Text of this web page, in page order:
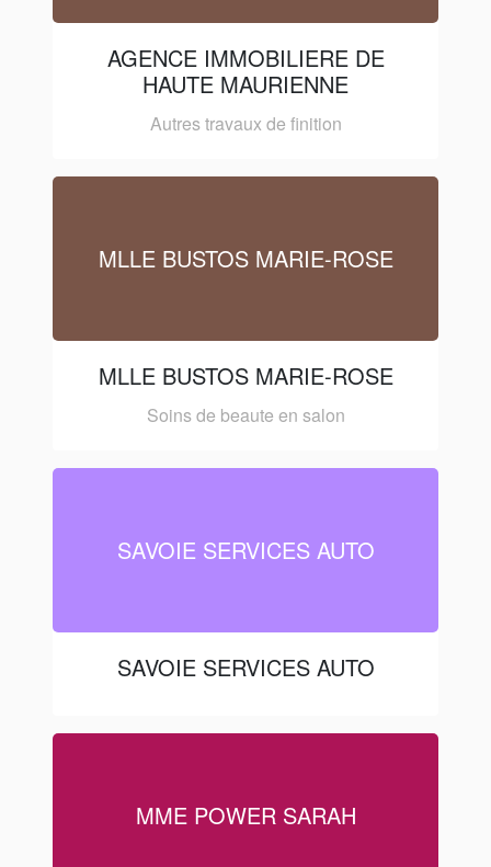
AGENCE IMMOBILIERE DE
HAUTE MAURIENNE
Autres travaux de finition
MLLE BUSTOS MARIE-ROSE
MLLE BUSTOS MARIE-ROSE
Soins de beaute en salon
SAVOIE SERVICES AUTO
SAVOIE SERVICES AUTO
MME POWER SARAH